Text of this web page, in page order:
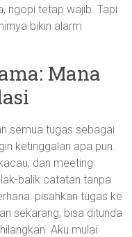
ngopi tetap wajib. Tapi
bikin alarm
Mana
semua tugas sebagai
ketinggalan apa pun.
dan meeting
balik catatan tanpa
pisahkan tugas ke
sekarang, bisa ditunda
Aku mulai